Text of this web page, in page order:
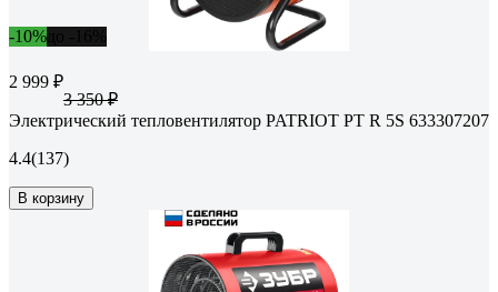
-10%
2 999 ₽
3 350 ₽
Электрический тепловентилятор PATRIOT PT R 5S 633307207
4.4(137)
В корзину